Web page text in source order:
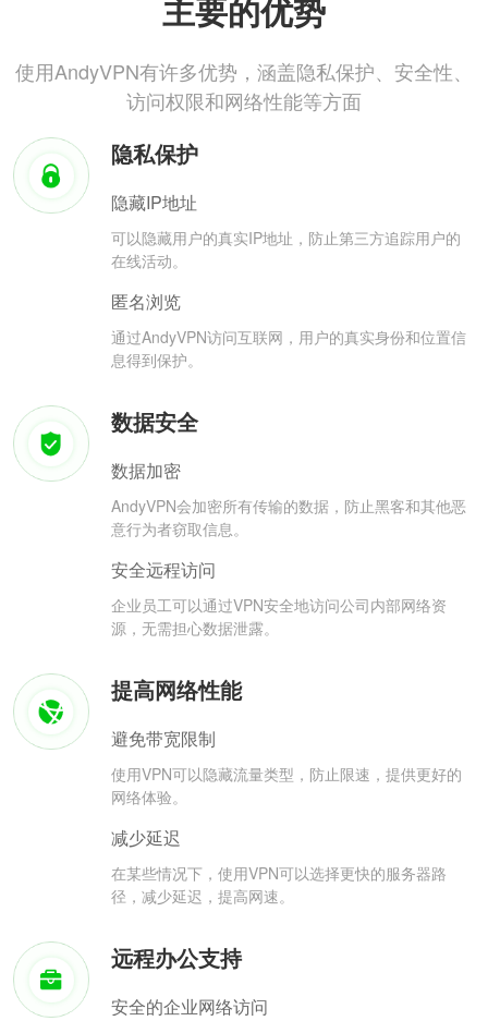
主要的优势
使用AndyVPN有许多优势，涵盖隐私保护、安全性、
访问权限和网络性能等方面
隐私保护
隐藏IP地址
可以隐藏用户的真实IP地址，防止第三方追踪用户的
在线活动。
匿名浏览
通过AndyVPN访问互联网，用户的真实身份和位置信
息得到保护。
数据安全
数据加密
AndyVPN会加密所有传输的数据，防止黑客和其他恶
意行为者窃取信息。
安全远程访问
企业员工可以通过VPN安全地访问公司内部网络资
源，无需担心数据泄露。
提高网络性能
避免带宽限制
使用VPN可以隐藏流量类型，防止限速，提供更好的
网络体验。
减少延迟
在某些情况下，使用VPN可以选择更快的服务器路
径，减少延迟，提高网速。
远程办公支持
安全的企业网络访问